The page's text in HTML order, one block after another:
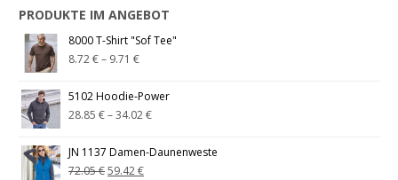
PRODUKTE IM ANGEBOT
8000 T-Shirt "Sof Tee"
8.72€– 9.71€
5102 Hoodie-Power
28.85€–34.02€
JN 1137 Damen-Daunenweste
72.05€59.42€